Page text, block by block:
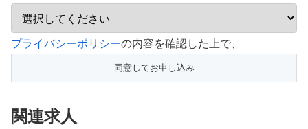
こ
フ
ー
プライバシーポリシーの内容を確認した上で、
関連求人